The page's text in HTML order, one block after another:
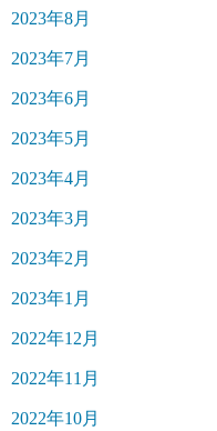
2023年8月
2023年7月
2023年6月
2023年5月
2023年4月
2023年3月
2023年2月
2023年1月
2022年12月
2022年11月
2022年10月